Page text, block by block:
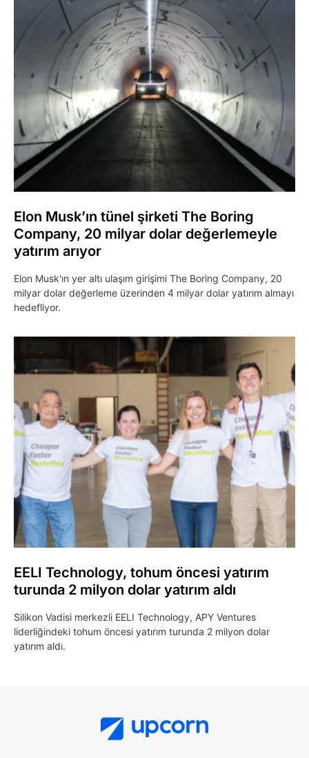
Elon Musk’ın tünel şirketi The Boring
Company, 20 milyar dolar değerlemeyle
yatırım arıyor
Elon Musk'ın yer altı ulaşım girişimi The Boring Company, 20
milyar dolar değerleme üzerinden 4 milyar dolar yatırım almayı
hedefliyor.
EELI Technology, tohum öncesi yatırım
turunda 2 milyon dolar yatırım aldı
Silikon Vadisi merkezli EELI Technology, APY Ventures
liderliğindeki tohum öncesi yatırım turunda 2 milyon dolar
yatırım aldı.